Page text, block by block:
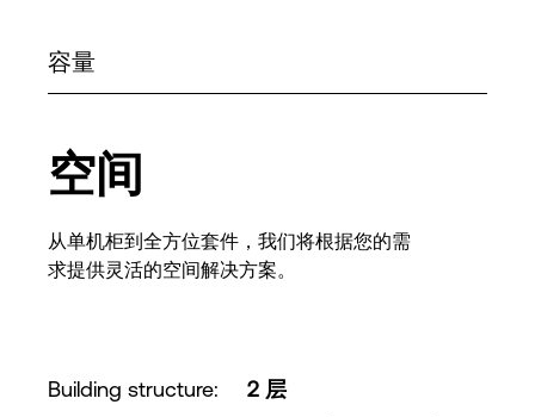
容量
空间
从单机柜到全方位套件，我们将根据您的需
求提供灵活的空间解决方案。
Building structure:
2 层